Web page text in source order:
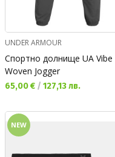
UNDER ARMOUR
Спортно долнище UA Vibe
Woven Jogger
Текуща цена:
65,00 € / 127,13 лв.
NEW